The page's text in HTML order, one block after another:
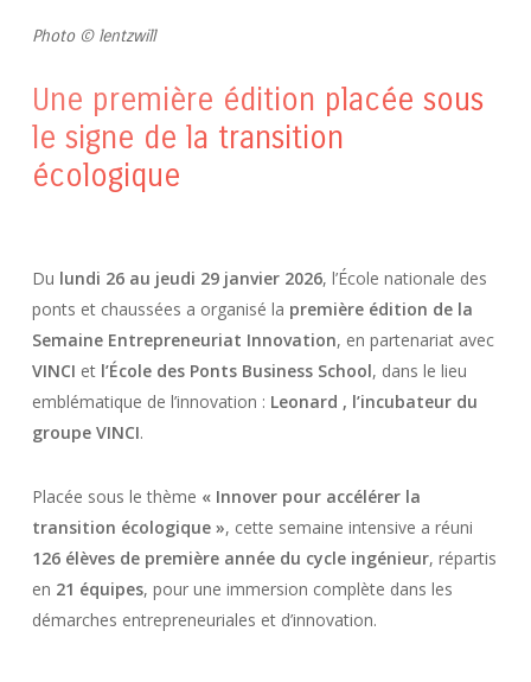
Photo © lentzwill
Une première édition placée sous
le signe de la transition
écologique
Du lundi 26 au jeudi 29 janvier 2026, l’École nationale des
ponts et chaussées a organisé la première édition de la
Semaine Entrepreneuriat Innovation, en partenariat avec
VINCI et l’École des Ponts Business School, dans le lieu
emblématique de l’innovation : Leonard , l’incubateur du
groupe VINCI.
Placée sous le thème « Innover pour accélérer la
transition écologique », cette semaine intensive a réuni
126 élèves de première année du cycle ingénieur, répartis
en 21 équipes, pour une immersion complète dans les
démarches entrepreneuriales et d’innovation.